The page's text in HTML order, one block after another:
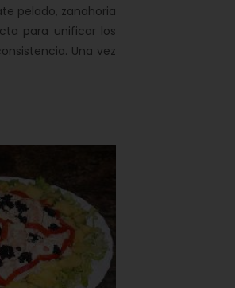
pelado, zanahoria
para unificar los
Una vez